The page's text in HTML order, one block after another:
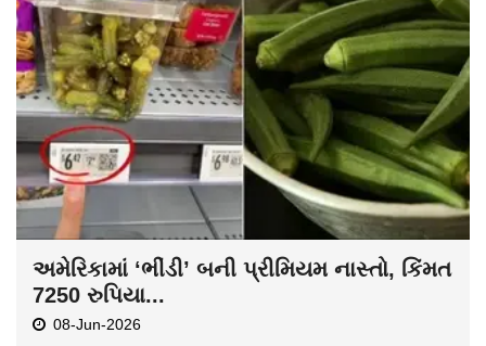
અમેરિકામાં ‘ભીંડી’ બની પ્રીમિયમ નાસ્તો, કિંમત
7250 રુપિયા...
08-Jun-2026